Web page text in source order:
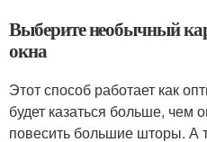
Выберите необычный
окна
Этот способ работает как
будет казаться больше, чем
повесить большие шторы. А